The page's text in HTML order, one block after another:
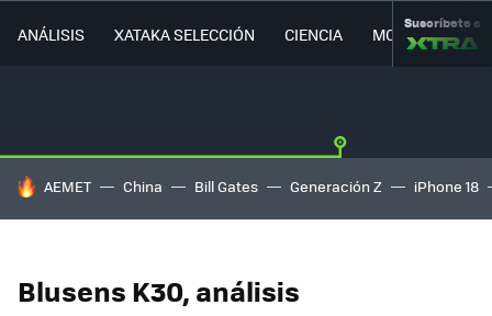
ANÁLISIS XATAKA SELECCIÓN CIENCIA MOVILIDAD
Suscríbete a
HOY SE HABLA DE
AEMET China Bill Gates Generación Z iPhone 18
Blusens K30, análisis